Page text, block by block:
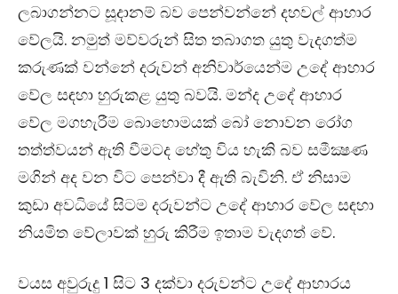
ලබාගන්නට සූදානම් බව පෙන්වන්නේ දහවල් ආහාර
වේලයි. නමුත් මව්වරුන් සිත තබාගත යුතු වැදගත්ම
කරුණක් වන්නේ දරුවන් අනිවාර්යෙන්ම උදේ ආහාර
වේල සඳහා හුරුකළ යුතු බවයි. මන්ද උදේ ආහාර
වේල මගහැරීම බොහොමයක් බෝ නොවන රෝග
තත්ත්වයන් ඇති වීමටද හේතු විය හැකි බව සමීක්‍ෂණ
මගින් අද වන විට පෙන්වා දී ඇති බැවිනි. ඒ නිසාම
කුඩා අවධියේ සිටම දරුවන්ට උදේ ආහාර වේල සඳහා
නියමිත වේලාවක් හුරු කිරීම ඉතාම වැදගත් වේ.
වයස අවුරුදු 1 සිට 3 දක්වා දරුවන්ට උදේ ආහාරය